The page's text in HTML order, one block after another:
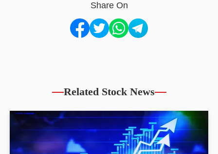
Share On
Related Stock News